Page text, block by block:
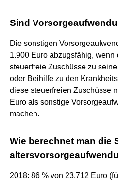
Sind
Die sonstigen
1.900 Euro abzugsfähig, wenn
steuerfreie Zuschüsse zu
oder Beihilfe zu den
diese steuerfreien Zuschüsse
Euro als sonstige
machen.
Wie berechnet man die
2018: 86 % von 23.712 Euro